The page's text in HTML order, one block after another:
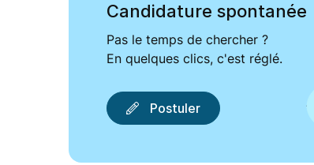
Candidature spontanée
Pas le temps de chercher ?
En quelques clics, c'est réglé.
Postuler